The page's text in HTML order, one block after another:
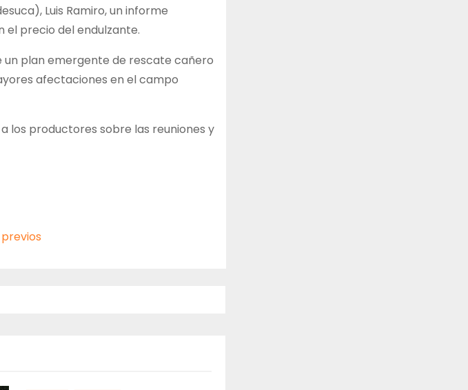
Luis Ramiro, un informe
el precio del endulzante.
un plan emergente de rescate cañero
afectaciones en el campo
los productores sobre las reuniones y